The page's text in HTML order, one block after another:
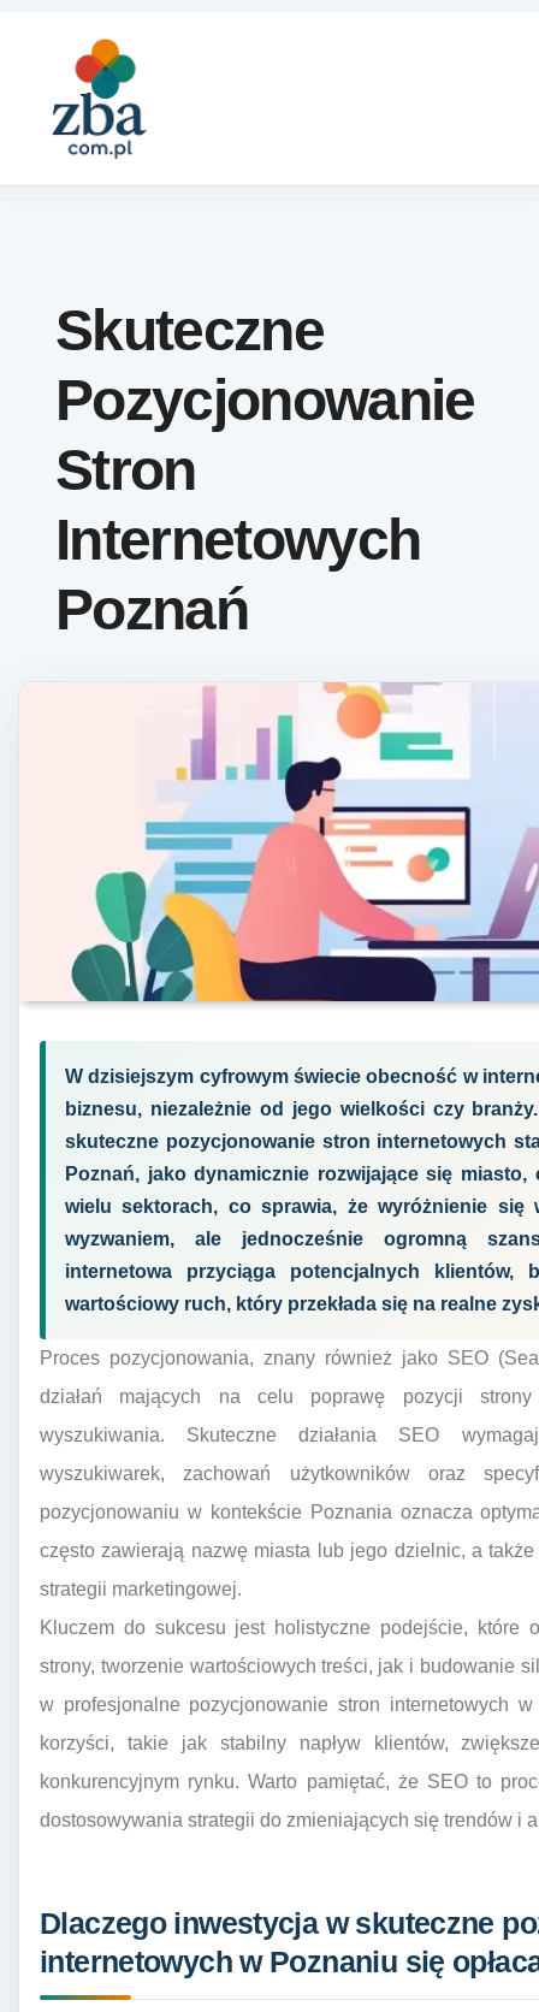
Skuteczne
Pozycjonowanie
Stron
Internetowych
Poznań
W dzisiejszym cyfrowym świecie obecność w
biznesu, niezależnie od jego wielkości czy
skuteczne pozycjonowanie stron internetowych
Poznań, jako dynamicznie rozwijające się
wielu sektorach, co sprawia, że wyróżnienie się
wyzwaniem, ale jednocześnie ogromną
internetowa przyciąga potencjalnych
wartościowy ruch, który przekłada się na realne
Proces pozycjonowania, znany również jako SEO
działań mających na celu poprawę pozycji strony
wyszukiwania. Skuteczne działania SEO
wyszukiwarek, zachowań użytkowników oraz
pozycjonowaniu w kontekście Poznania oznacza
często zawierają nazwę miasta lub jego dzielnic, a
strategii marketingowej.
Kluczem do sukcesu jest holistyczne podejście, które
strony, tworzenie wartościowych treści, jak i budowanie
w profesjonalne pozycjonowanie stron internetowych
korzyści, takie jak stabilny napływ klientów,
konkurencyjnym rynku. Warto pamiętać, że SEO to
dostosowywania strategii do zmieniających się trendów i
Dlaczego inwestycja w skuteczne
internetowych w Poznaniu się